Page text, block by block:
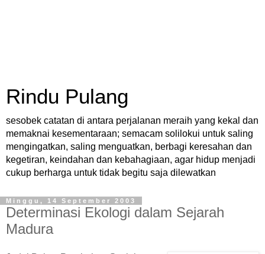
Rindu Pulang
sesobek catatan di antara perjalanan meraih yang kekal dan
memaknai kesementaraan; semacam solilokui untuk saling
mengingatkan, saling menguatkan, berbagi keresahan dan
kegetiran, keindahan dan kebahagiaan, agar hidup menjadi
cukup berharga untuk tidak begitu saja dilewatkan
Minggu, 14 September 2003
Determinasi Ekologi dalam Sejarah
Madura